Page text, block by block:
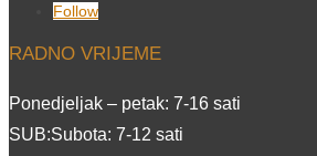
Follow
RADNO VRIJEME
Ponedjeljak – petak: 7-16 sati
SUB:Subota: 7-12 sati